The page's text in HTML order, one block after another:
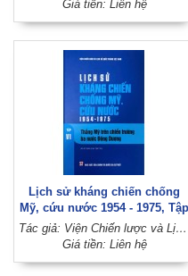
Giá tiền: Liên hệ
Lịch sử kháng chiến chống
Mỹ, cứu nước 1954 - 1975, Tập
VI: Thắng Mỹ trên chiến
trường ba nước Đông Dương
Tác giả: Viện Chiến lược và Lịch sử quốc phòng Việt Nam
Giá tiền: Liên hệ